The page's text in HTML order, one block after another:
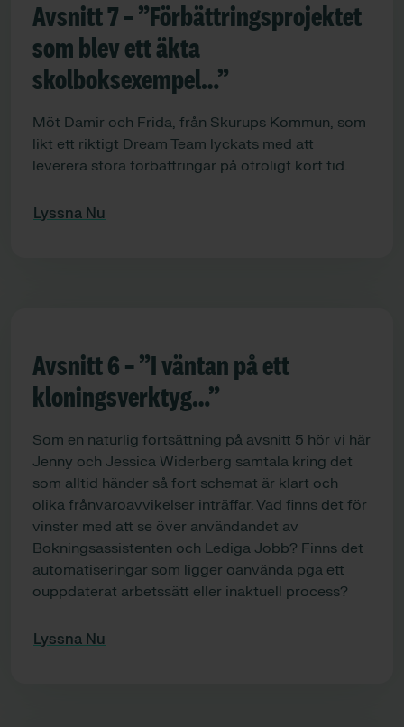
Avsnitt 7 – ”Förbättringsprojektet
som blev ett äkta
skolboksexempel…”
Möt Damir och Frida, från Skurups Kommun, som
likt ett riktigt Dream Team lyckats med att
leverera stora förbättringar på otroligt kort tid.
Lyssna Nu
Avsnitt 6 – ”I väntan på ett
kloningsverktyg…”
Som en naturlig fortsättning på avsnitt 5 hör vi här
Jenny och Jessica Widerberg samtala kring det
som alltid händer så fort schemat är klart och
olika frånvaroavvikelser inträffar. Vad finns det för
vinster med att se över användandet av
Bokningsassistenten och Lediga Jobb? Finns det
automatiseringar som ligger oanvända pga ett
ouppdaterat arbetssätt eller inaktuell process?
Lyssna Nu